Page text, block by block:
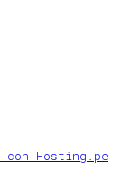
Hosting.pe